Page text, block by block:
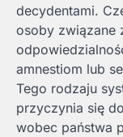
decydentami.
osoby związane
amnestiom lub
Tego rodzaju
przyczynia się
wobec państwa